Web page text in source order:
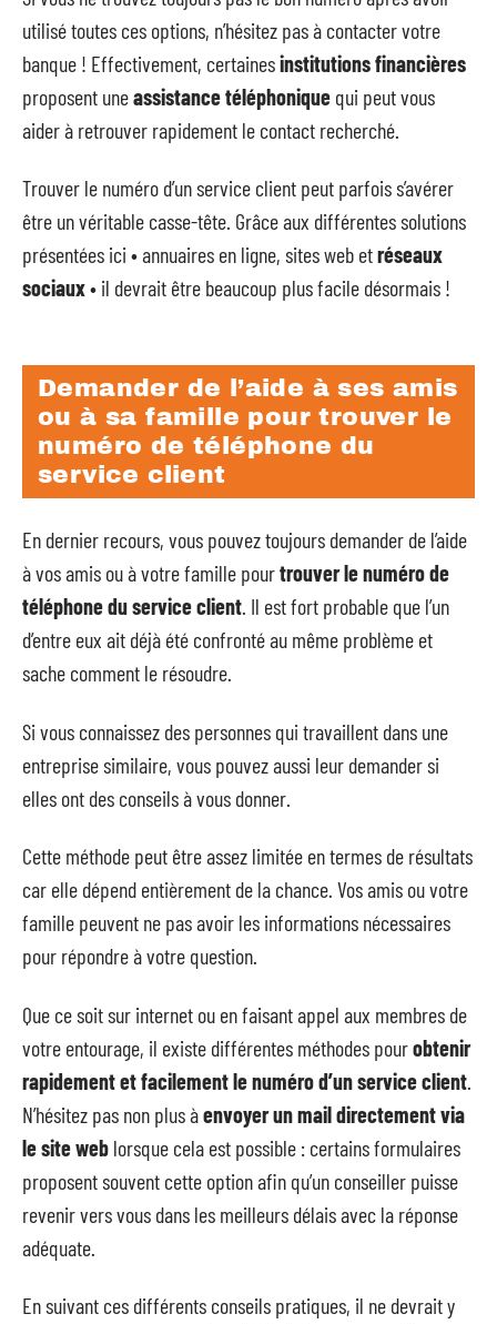
utilisé toutes ces options, n’hésitez pas à contacter votre
banque ! Effectivement, certainesinstitutions financières
proposent uneassistance téléphonique qui peut vous
aider à retrouver rapidement le contact recherché.
Trouver le numéro d’un service client peut parfois s’avérer
être un véritable casse-tête. Grâce aux différentes solutions
présentées ici • annuaires en ligne, sites web etréseaux
sociaux• il devrait être beaucoup plus facile désormais !
Demander de l’aide à ses amis
ou à sa famille pour trouver le
numéro de téléphone du
service client
En dernier recours, vous pouvez toujours demander de l’aide
à vos amis ou à votre famille pourtrouver le numéro de
téléphone du service client. Il est fort probable que l’un
d’entre eux ait déjà été confronté au même problème et
sache comment le résoudre.
Si vous connaissez des personnes qui travaillent dans une
entreprise similaire, vous pouvez aussi leur demander si
elles ont des conseils à vous donner.
Cette méthode peut être assez limitée en termes de résultats
car elle dépend entièrement de la chance. Vos amis ou votre
famille peuvent ne pas avoir les informations nécessaires
pour répondre à votre question.
Que ce soit sur internet ou en faisant appel aux membres de
votre entourage, il existe différentes méthodes pourobtenir
rapidement et facilement le numéro d’un service client
N’hésitez pas non plus àenvoyer un mail directement via
le site web lorsque cela est possible : certains formulaires
proposent souvent cette option afin qu’un conseiller puisse
revenir vers vous dans les meilleurs délais avec la réponse
adéquate.
En suivant ces différents conseils pratiques, il ne devrait y